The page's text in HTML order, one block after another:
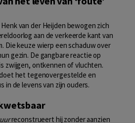
van der Heijden bewogen zich
aan de verkeerde kant van
Die keuze wierp een schaduw over
gezin. De gangbare reactie op
zwijgen, ontkennen of vluchten.
het tegenovergestelde en
in de levens van zijn ouders.
reconstrueert hij zonder aanzien